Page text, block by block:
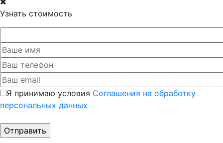
Узнать стоимость
Я принимаю условия Соглашения на обработку
персональных данных